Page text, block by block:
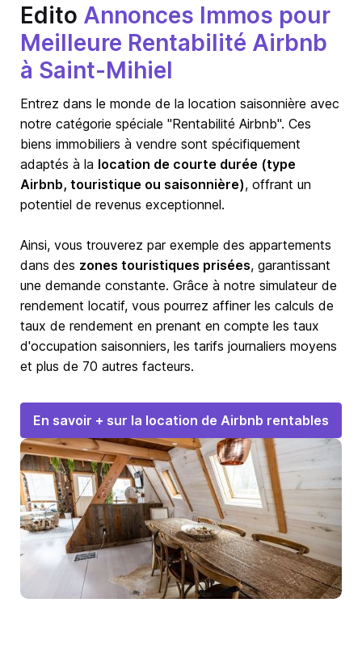
Edito Annonces Immos pour
Meilleure Rentabilité Airbnb
à Saint-Mihiel
Entrez dans le monde de la location saisonnière avec
notre catégorie spéciale "Rentabilité Airbnb". Ces
biens immobiliers à vendre sont spécifiquement
adaptés à la location de courte durée (type
Airbnb, touristique ou saisonnière), offrant un
potentiel de revenus exceptionnel.
Ainsi, vous trouverez par exemple des appartements
dans des zones touristiques prisées, garantissant
une demande constante. Grâce à notre simulateur de
rendement locatif, vous pourrez affiner les calculs de
taux de rendement en prenant en compte les taux
d'occupation saisonniers, les tarifs journaliers moyens
et plus de 70 autres facteurs.
En savoir + sur la location de Airbnb rentables